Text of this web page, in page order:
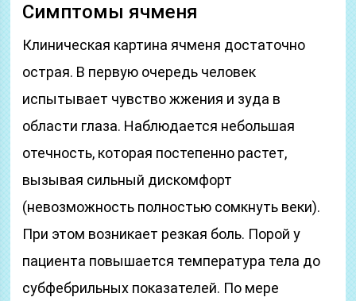
Симптомы ячменя
Клиническая картина ячменя достаточно
острая. В первую очередь человек
испытывает чувство жжения и зуда в
области глаза. Наблюдается небольшая
отечность, которая постепенно растет,
вызывая сильный дискомфорт
(невозможность полностью сомкнуть веки).
При этом возникает резкая боль. Порой у
пациента повышается температура тела до
субфебрильных показателей. По мере